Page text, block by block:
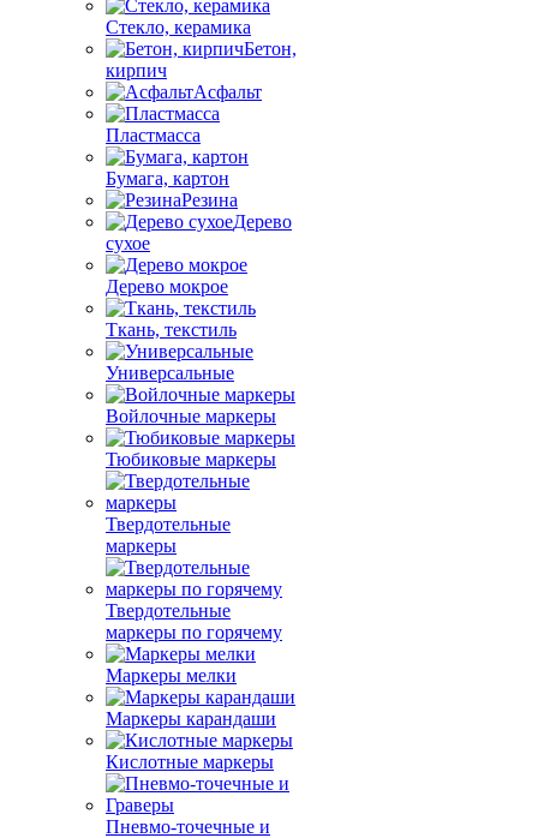
Стекло, керамика
Бетон,
кирпич
Асфальт
Пластмасса
Бумага, картон
Резина
Дерево
сухое
Дерево мокрое
Ткань, текстиль
Универсальные
Войлочные маркеры
Тюбиковые маркеры
Твердотельные
маркеры
Твердотельные
маркеры по горячему
Маркеры мелки
Маркеры карандаши
Кислотные маркеры
Пневмо-точечные и